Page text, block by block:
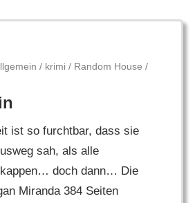
/ krimi / Random House /
ist so furchtbar, dass sie
sah, als alle
kappen… doch dann… Die
Miranda 384 Seiten